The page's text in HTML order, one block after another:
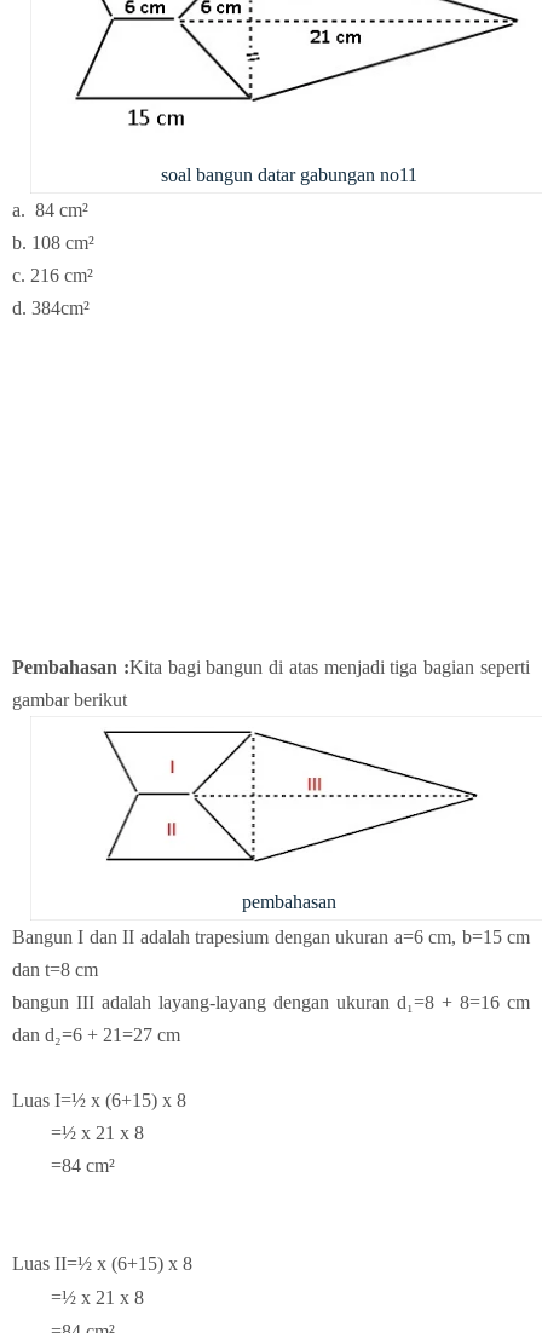
soal bangun datar gabungan no11
a. 84 cm²
b. 108 cm²
c. 216 cm²
d. 384cm²
Pembahasan :Kita bagi bangun di atas menjadi tiga bagian seperti
gambar berikut
pembahasan
Bangun I dan II adalah trapesium dengan ukuran a=6 cm, b=15 cm
dan t=8 cm
bangun III adalah layang-layang dengan ukuran d₁=8 + 8=16 cm
dan d₂=6 + 21=27 cm
Luas I=½ x (6+15) x 8
=½ x 21 x 8
=84 cm²
Luas II=½ x (6+15) x 8
=½ x 21 x 8